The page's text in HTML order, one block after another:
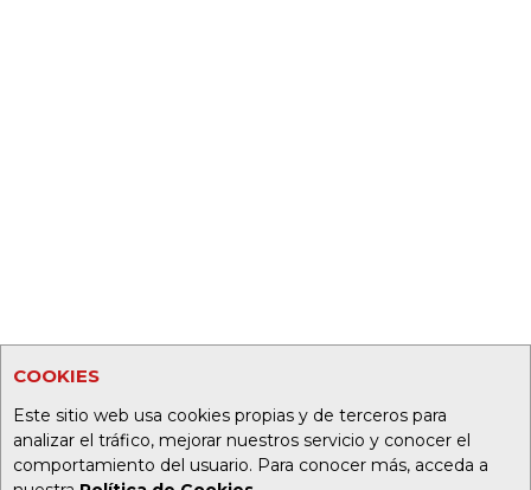
COOKIES
Este sitio web usa cookies propias y de terceros para
analizar el tráfico, mejorar nuestros servicio y conocer el
comportamiento del usuario. Para conocer más, acceda a